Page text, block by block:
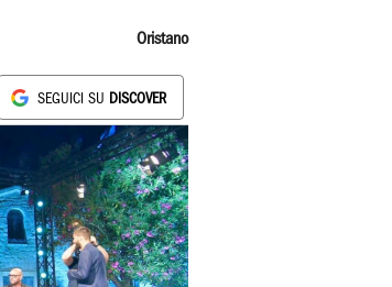
Oristano
SEGUICI SU DISCOVER